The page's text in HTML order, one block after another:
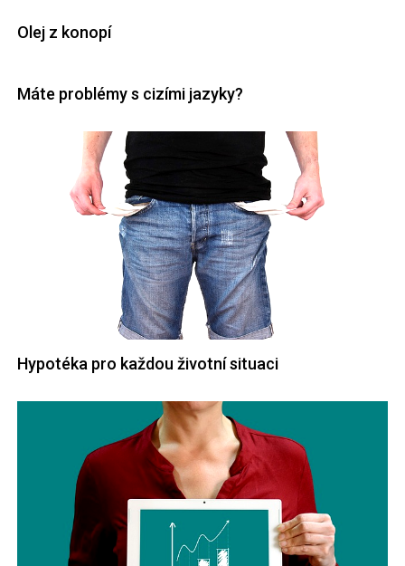
Olej z konopí
Máte problémy s cizími jazyky?
Hypotéka pro každou životní situaci